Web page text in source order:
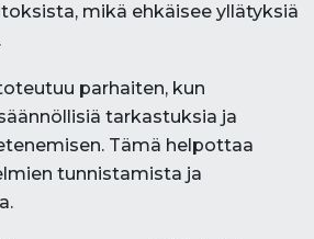
mikä ehkäisee yllätyksiä
parhaiten, kun
tarkastuksia ja
Tämä helpottaa
tunnistamista ja